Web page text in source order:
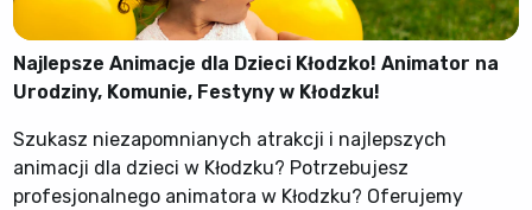
Najlepsze Animacje dla Dzieci Kłodzko! Animator na
Urodziny, Komunie, Festyny w Kłodzku!
Szukasz niezapomnianych atrakcji i najlepszych
animacji dla dzieci w Kłodzku? Potrzebujesz
profesjonalnego animatora w Kłodzku? Oferujemy